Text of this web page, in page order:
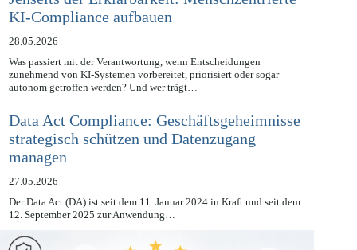
Jenseits der Erklärbarkeit: Menschzentrierte
KI-Compliance aufbauen
28.05.2026
Was passiert mit der Verantwortung, wenn Entscheidungen
zunehmend von KI-Systemen vorbereitet, priorisiert oder sogar
Data Act Compliance: Geschäftsgeheimnisse
strategisch schützen und Datenzugang
managen
27.05.2026
Der Data Act (DA) ist seit dem 11. Januar 2024 in Kraft und seit dem